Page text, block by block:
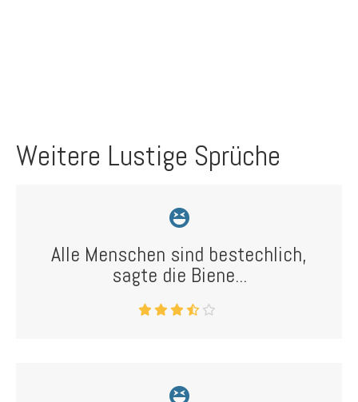
Weitere Lustige Sprüche
Alle Menschen sind bestechlich,
sagte die Biene...